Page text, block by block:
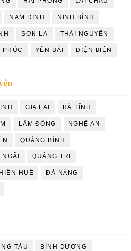
NAM ĐỊNH NINH BÌNH
SƠN LA THÁI NGUYÊN
PHÚC YÊN BÁI ĐIỆN BIÊN
GIA LAI HÀ TĨNH
LÂM ĐỒNG NGHỆ AN
QUẢNG BÌNH
QUẢNG TRỊ
HUẾ ĐÀ NẴNG
TÀU BÌNH DƯƠNG